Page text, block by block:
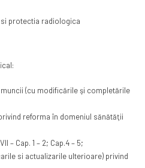
protectia radiologica
(cu modificările şi completările
reforma în domeniul sănătăţii
– Cap. 1 – 2; Cap.4 – 5;
si actualizarile ulterioare) privind